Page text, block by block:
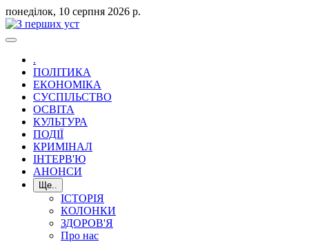
понеділок, 10 серпня 2026 р.
.
ПОЛІТИКА
ЕКОНОМІКА
СУСПІЛЬСТВО
ОСВІТА
КУЛЬТУРА
ПОДІЇ
КРИМІНАЛ
ІНТЕРВ'Ю
АНОНСИ
Ще..
ІСТОРІЯ
КОЛОНКИ
ЗДОРОВ'Я
Про нас